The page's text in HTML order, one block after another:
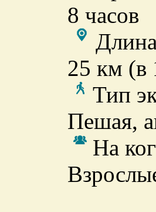
8 часов
25 км (в
Тип
Пешая,
На